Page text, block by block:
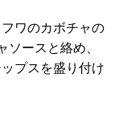
ワのカボチャの
ースと絡め、
プスを盛り付け